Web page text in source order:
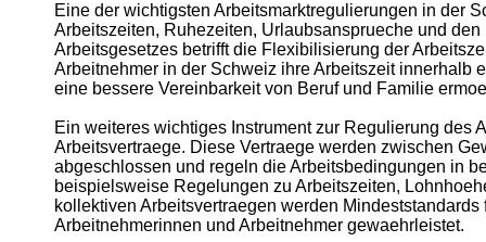
Contact
About
Us
Write
for Us
Eine der wichtigsten Arbeitsmarktregulierungen in der
Arbeitszeiten, Ruhezeiten, Urlaubsansprueche und
Arbeitsgesetzes betrifft die Flexibilisierung der
Arbeitnehmer in der Schweiz ihre Arbeitszeit innerhalb
eine bessere Vereinbarkeit von Beruf und Familie
Ein weiteres wichtiges Instrument zur Regulierung des
Arbeitsvertraege. Diese Vertraege werden zwischen
abgeschlossen und regeln die Arbeitsbedingungen in
beispielsweise Regelungen zu Arbeitszeiten,
kollektiven Arbeitsvertraegen werden
Arbeitnehmerinnen und Arbeitnehmer gewaehrleistet.